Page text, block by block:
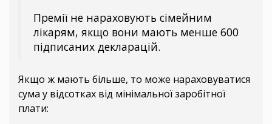
Премії не нараховують сімейним
лікарям, якщо вони мають менше 600
підписаних декларацій.
Якщо ж мають більше, то може нараховуватися
сума у відсотках від мінімальної заробітної
плати: